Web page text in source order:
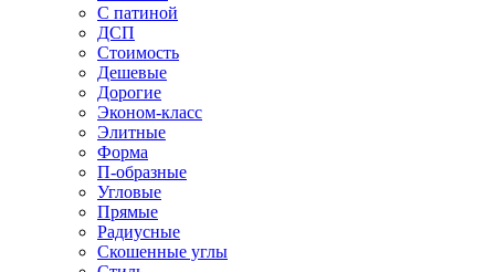
С патиной
ДСП
Стоимость
Дешевые
Дорогие
Эконом-класс
Элитные
Форма
П-образные
Угловые
Прямые
Радиусные
Скошенные углы